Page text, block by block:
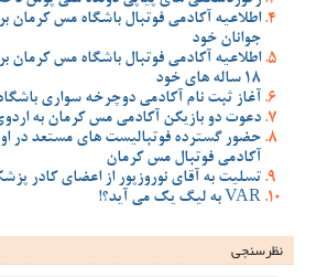
اطلاعیه آکادمی فوتبال باشگاه مس کرمان
جوانان خود
اطلاعیه آکادمی فوتبال باشگاه مس کرمان
18 ساله های خود
آغاز ثبت نام آکادمی دوچرخه سواری
دعوت دو بازیکن آکادمی مس کرمان به
حضور گسترده فوتبالیست های مستعد در
آکادمی فوتبال مس کرمان
تسلیت به آقای نوروزپور از اعضای کادر
VAR به لیگ یک می آید؟!
نظرسنجی